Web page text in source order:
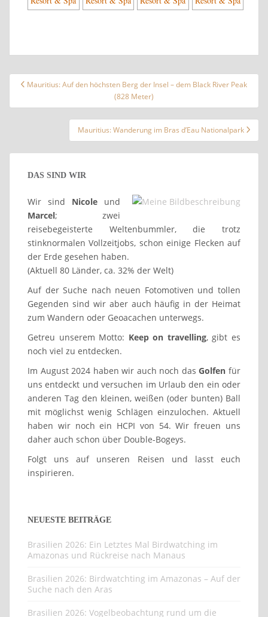
Beitragsnavigation
Mauritius: Auf den höchsten Berg der Insel – dem Black River Peak
(828 Meter)
Mauritius: Wanderung im Bras d’Eau Nationalpark
DAS SIND WIR
Wir sind Nicole und
Marcel; zwei
reisebegeisterte Weltenbummler, die trotz
stinknormalen Vollzeitjobs, schon einige Flecken auf
der Erde gesehen haben.
(Aktuell 80 Länder, ca. 32% der Welt)
Auf der Suche nach neuen Fotomotiven und tollen
Gegenden sind wir aber auch häufig in der Heimat
zum Wandern oder Geoacachen unterwegs.
Getreu unserem Motto: Keep on travelling, gibt es
noch viel zu entdecken.
Im August 2024 haben wir auch noch dasGolfen für
uns entdeckt und versuchen im Urlaub den ein oder
anderen Tag den kleinen, weißen (oder bunten) Ball
mit möglichst wenig Schlägen einzulochen. Aktuell
haben wir noch ein HCPI von 54. Wir freuen uns
daher auch schon über Double-Bogeys.
Folgt uns auf unseren Reisen und lasst euch
inspirieren.
NEUESTE BEITRÄGE
Brasilien 2026: Ein Letztes Mal Birdwatching im
Amazonas und Rückreise nach Manaus
Brasilien 2026: Birdwatchting im Amazonas – Auf der
Suche nach den Aras
Brasilien 2026: Vogelbeobachtung rund um die